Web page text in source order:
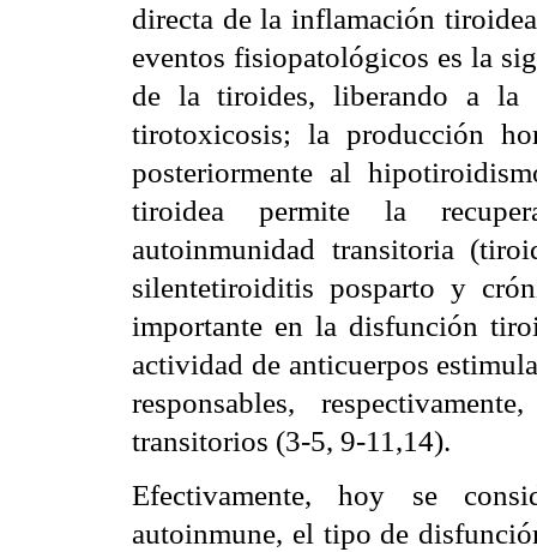
directa de la inflamación
eventos fisiopatológicos es la
de la tiroides, liberando a la
tirotoxicosis; la producción
posteriormente al
tiroidea permite la
autoinmunidad transitoria
silentetiroiditis posparto y
importante en la disfunción
actividad de anticuerpos
responsables,
transitorios (3-5, 9-11,14).
Efectivamente, hoy se
autoinmune, el tipo de